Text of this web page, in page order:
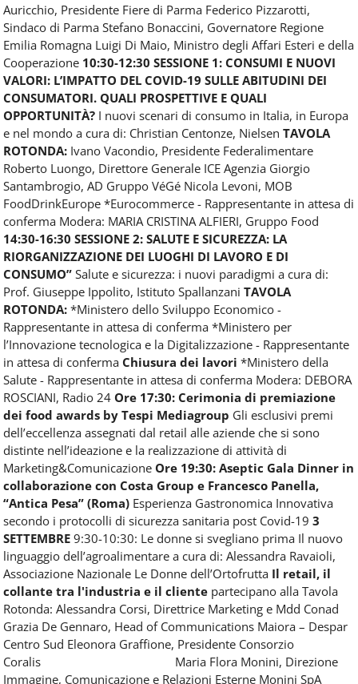
Auricchio, Presidente Fiere di Parma Federico Pizzarotti,
Sindaco di Parma Stefano Bonaccini, Governatore Regione
Emilia Romagna Luigi Di Maio, Ministro degli Affari Esteri e della
Cooperazione 10:30-12:30 SESSIONE 1: CONSUMI E NUOVI
VALORI: L’IMPATTO DEL COVID-19 SULLE ABITUDINI DEI
CONSUMATORI. QUALI PROSPETTIVE E QUALI
OPPORTUNITÀ? I nuovi scenari di consumo in Italia, in Europa
e nel mondo a cura di: Christian Centonze, Nielsen TAVOLA
ROTONDA: Ivano Vacondio, Presidente Federalimentare
Roberto Luongo, Direttore Generale ICE Agenzia Giorgio
Santambrogio, AD Gruppo VéGé Nicola Levoni, MOB
FoodDrinkEurope *Eurocommerce - Rappresentante in attesa di
conferma Modera: MARIA CRISTINA ALFIERI, Gruppo Food
14:30-16:30 SESSIONE 2: SALUTE E SICUREZZA: LA
RIORGANIZZAZIONE DEI LUOGHI DI LAVORO E DI
CONSUMO” Salute e sicurezza: i nuovi paradigmi a cura di:
Prof. Giuseppe Ippolito, Istituto Spallanzani TAVOLA
ROTONDA: *Ministero dello Sviluppo Economico -
Rappresentante in attesa di conferma *Ministero per
l’Innovazione tecnologica e la Digitalizzazione - Rappresentante
in attesa di conferma Chiusura dei lavori *Ministero della
Salute - Rappresentante in attesa di conferma Modera: DEBORA
ROSCIANI, Radio 24 Ore 17:30: Cerimonia di premiazione
dei food awards by Tespi Mediagroup Gli esclusivi premi
dell’eccellenza assegnati dal retail alle aziende che si sono
distinte nell’ideazione e la realizzazione di attività di
Marketing&Comunicazione Ore 19:30: Aseptic Gala Dinner in
collaborazione con Costa Group e Francesco Panella,
“Antica Pesa” (Roma) Esperienza Gastronomica Innovativa
secondo i protocolli di sicurezza sanitaria post Covid-19 3
SETTEMBRE 9:30-10:30: Le donne si svegliano prima Il nuovo
linguaggio dell’agroalimentare a cura di: Alessandra Ravaioli,
Associazione Nazionale Le Donne dell’Ortofrutta Il retail, il
collante tra l'industria e il cliente partecipano alla Tavola
Rotonda: Alessandra Corsi, Direttrice Marketing e Mdd Conad
Grazia De Gennaro, Head of Communications Maiora – Despar
Centro Sud Eleonora Graffione, Presidente Consorzio
Coralis Maria Flora Monini, Direzione
Immagine, Comunicazione e Relazioni Esterne Monini SpA